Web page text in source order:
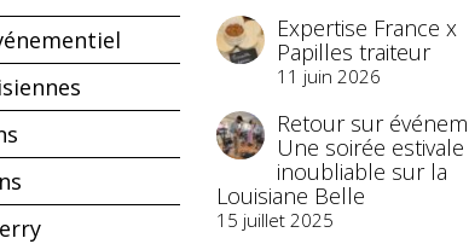
Expertise France x
Papilles traiteur
11 juin 2026
Retour sur
Une soirée estivale
inoubliable sur la
Louisiane Belle
15 juillet 2025